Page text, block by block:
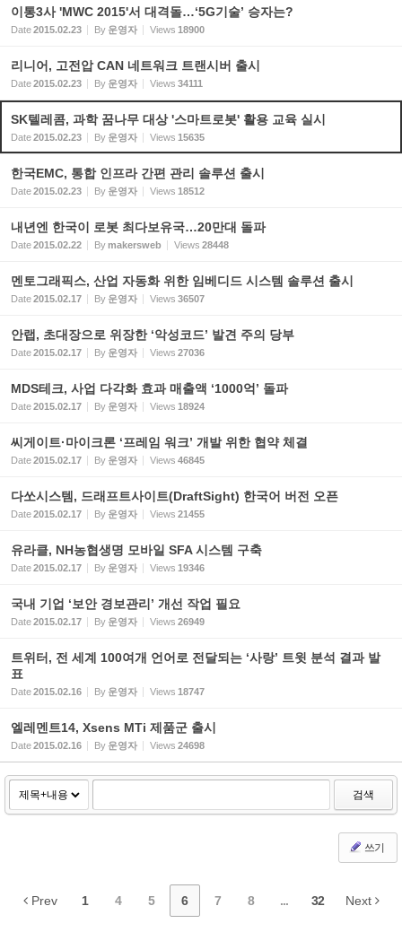
이통3사 'MWC 2015'서 대격돌…‘5G기술’ 승자는?
Date2015.02.23 By 운영자 Views 18900
리니어, 고전압 CAN 네트워크 트랜시버 출시
Date2015.02.23 By 운영자 Views 34111
SK텔레콤, 과학 꿈나무 대상 '스마트로봇' 활용 교육 실시
Date2015.02.23 By 운영자 Views 15635
한국EMC, 통합 인프라 간편 관리 솔루션 출시
Date2015.02.23 By 운영자 Views 18512
내년엔 한국이 로봇 최다보유국…20만대 돌파
Date2015.02.22 Bymakersweb Views 28448
멘토그래픽스, 산업 자동화 위한 임베디드 시스템 솔루션 출시
Date2015.02.17 By 운영자 Views 36507
안랩, 초대장으로 위장한 ‘악성코드’ 발견 주의 당부
Date2015.02.17 By 운영자 Views 27036
MDS테크, 사업 다각화 효과 매출액 ‘1000억’ 돌파
Date2015.02.17 By 운영자 Views 18924
씨게이트·마이크론 ‘프레임 워크’ 개발 위한 협약 체결
Date2015.02.17 By 운영자 Views 46845
다쏘시스템, 드래프트사이트(DraftSight) 한국어 버전 오픈
Date2015.02.17 By 운영자 Views 21455
유라클, NH농협생명 모바일 SFA 시스템 구축
Date2015.02.17 By 운영자 Views 19346
국내 기업 ‘보안 경보관리’ 개선 작업 필요
Date2015.02.17 By 운영자 Views 26949
트위터, 전 세계 100여개 언어로 전달되는 ‘사랑’ 트윗 분석 결과 발
표
Date2015.02.16 By 운영자 Views 18747
엘레멘트14, Xsens MTi 제품군 출시
Date2015.02.16 By 운영자 Views 24698
검색
쓰기
Prev 1 4 5 6 7 8 ... 32 Next